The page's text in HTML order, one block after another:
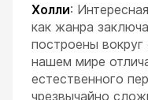
Холли:
как жанра
построены вокруг
нашем мире
естественного
чрезвычайно